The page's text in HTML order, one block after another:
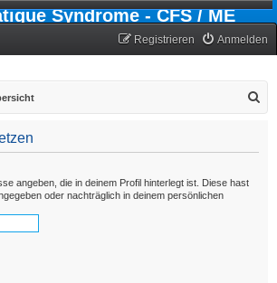
Syndrome - CFS / ME
Anmelden
Registrieren
angeben, die in deinem Profil hinterlegt ist. Diese hast
oder nachträglich in deinem persönlichen